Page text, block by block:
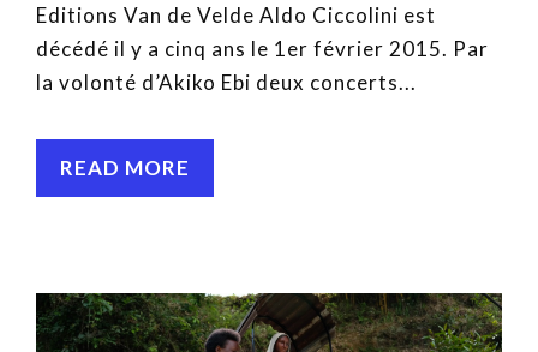
Editions Van de Velde Aldo Ciccolini est
décédé il y a cinq ans le 1er février 2015. Par
la volonté d’Akiko Ebi deux concerts...
READ MORE